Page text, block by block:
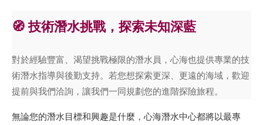
🧭 技術潛水挑戰，探索未知深藍
對於經驗豐富、渴望挑戰極限的潛水員，心海也提供專業的技
術潛水指導與後勤支持。若您想探索更深、更遠的海域，歡迎
提前與我們洽詢，讓我們一同規劃您的進階探險旅程。
無論您的潛水目標和興趣是什麼，心海潛水中心都將以最專